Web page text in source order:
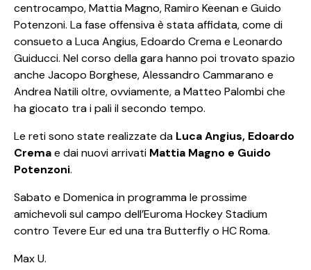
centrocampo, Mattia Magno, Ramiro Keenan e Guido
Potenzoni. La fase offensiva è stata affidata, come di
consueto a Luca Angius, Edoardo Crema e Leonardo
Guiducci. Nel corso della gara hanno poi trovato spazio
anche Jacopo Borghese, Alessandro Cammarano e
Andrea Natili oltre, ovviamente, a Matteo Palombi che
ha giocato tra i pali il secondo tempo.
Le reti sono state realizzate da Luca Angius, Edoardo
Cremae dai nuovi arrivati Mattia Magno e Guido
Potenzoni.
Sabato e Domenica in programma le prossime
amichevoli sul campo dell’Euroma Hockey Stadium
contro Tevere Eur ed una tra Butterfly o HC Roma.
Max U.